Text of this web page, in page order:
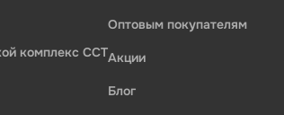
комплекс ССТ
оптовым покупателям
акции
блог